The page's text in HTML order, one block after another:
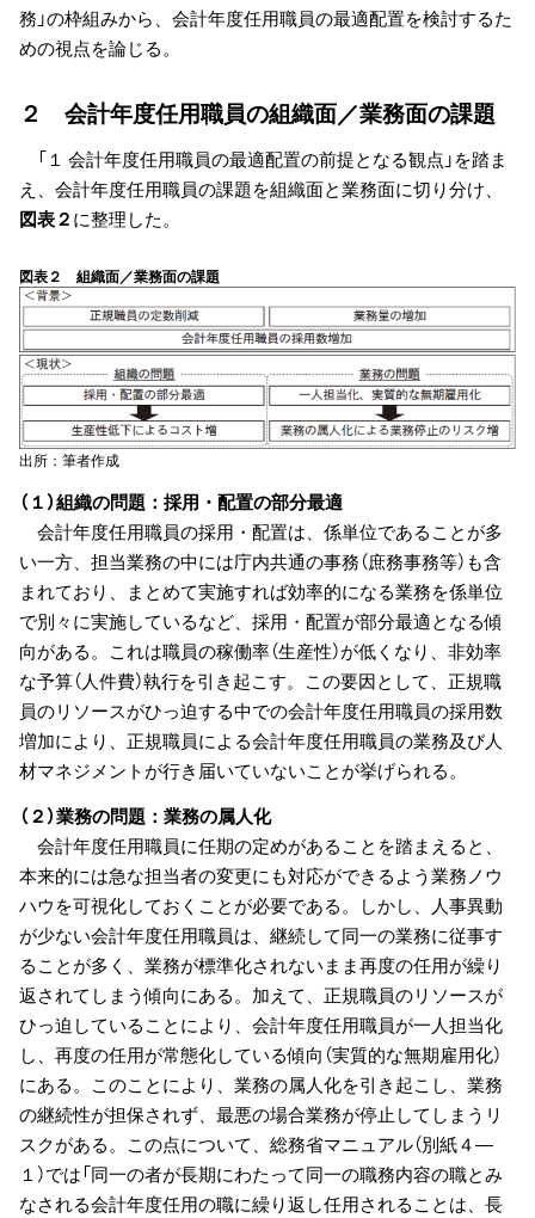
務」の枠組みから、会計年度任用職員の最適配置を検討するた
めの視点を論じる。
２ 会計年度任用職員の組織面／業務面の課題
「１ 会計年度任用職員の最適配置の前提となる観点」を踏ま
え、会計年度任用職員の課題を組織面と業務面に切り分け、
図表２に整理した。
図表２ 組織面／業務面の課題
出所：筆者作成
（１）組織の問題：採用・配置の部分最適
会計年度任用職員の採用・配置は、係単位であることが多
い一方、担当業務の中には庁内共通の事務（庶務事務等）も含
まれており、まとめて実施すれば効率的になる業務を係単位
で別々に実施しているなど、採用・配置が部分最適となる傾
向がある。これは職員の稼働率（生産性）が低くなり、非効率
な予算（人件費）執行を引き起こす。この要因として、正規職
員のリソースがひっ迫する中での会計年度任用職員の採用数
増加により、正規職員による会計年度任用職員の業務及び人
材マネジメントが行き届いていないことが挙げられる。
（２）業務の問題：業務の属人化
会計年度任用職員に任期の定めがあることを踏まえると、
本来的には急な担当者の変更にも対応ができるよう業務ノウ
ハウを可視化しておくことが必要である。しかし、人事異動
が少ない会計年度任用職員は、継続して同一の業務に従事す
ることが多く、業務が標準化されないまま再度の任用が繰り
返されてしまう傾向にある。加えて、正規職員のリソースが
ひっ迫していることにより、会計年度任用職員が一人担当化
し、再度の任用が常態化している傾向（実質的な無期雇用化）
にある。このことにより、業務の属人化を引き起こし、業務
の継続性が担保されず、最悪の場合業務が停止してしまうリ
スクがある。この点について、総務省マニュアル（別紙４―
１）では「同一の者が長期にわたって同一の職務内容の職とみ
なされる会計年度任用の職に繰り返し任用されることは、長